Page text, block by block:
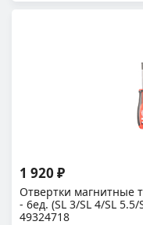
Отвертки магнитные
- 6ед. (SL 3/SL 4/SL 5.5/
49324718
1 920 ₽